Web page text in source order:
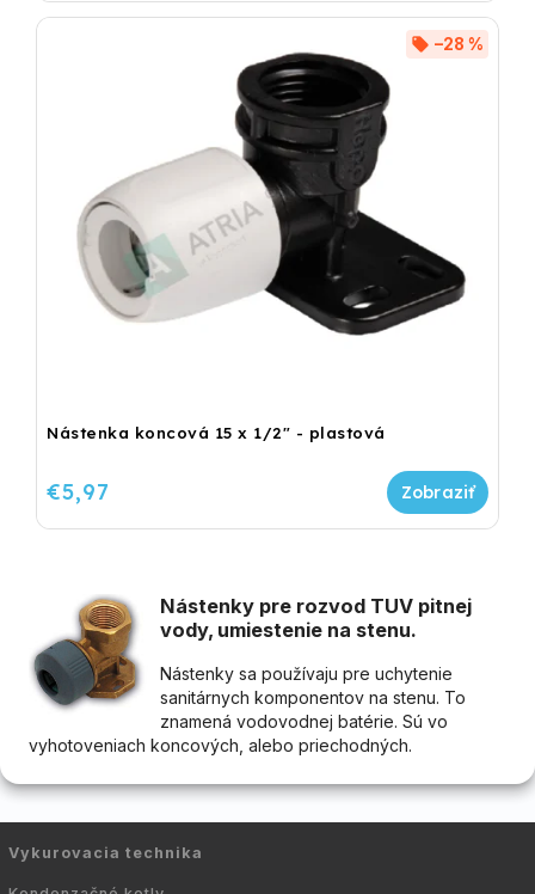
Nástenka koncová 15 x 1/2" - plastová
–28 %
€5,97
Nástenky pre rozvod TUV pitnej
vody, umiestenie na stenu.
Nástenky sa používaju pre uchytenie
sanitárnych komponentov na stenu. To
znamená vodovodnej batérie. Sú vo
vyhotoveniach koncových, alebo priechodných.
Vykurovacia technika